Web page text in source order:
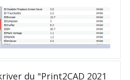
du "Print2CAD 2021